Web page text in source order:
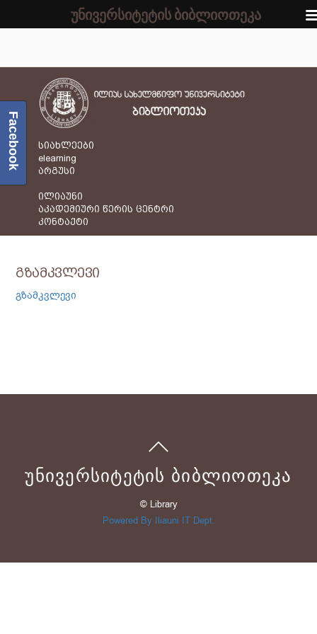
სიახლეები
elearning
არგუსი
ილიაუნი
აკადემიური წერის ცენტრი
კონტაქტი
გზამკვლევი
გზამკვლევი
ᲣᲜᲘᲕᲔᲠᲡᲘᲢᲔᲢᲘᲡ ᲑᲘᲑᲚᲘᲝᲗᲔᲙᲐ
© Library
Powered By Iliauni IT Dept.
Facebook
უნივერსიტეტის ბიბლიოთეკა